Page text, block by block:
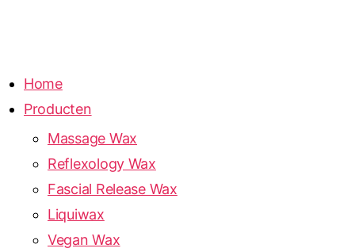
Home
Producten
Massage Wax
Reflexology Wax
Fascial Release Wax
Liquiwax
Vegan Wax